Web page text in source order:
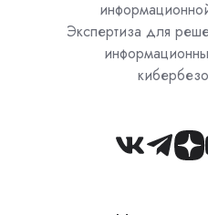
Экспертиза для